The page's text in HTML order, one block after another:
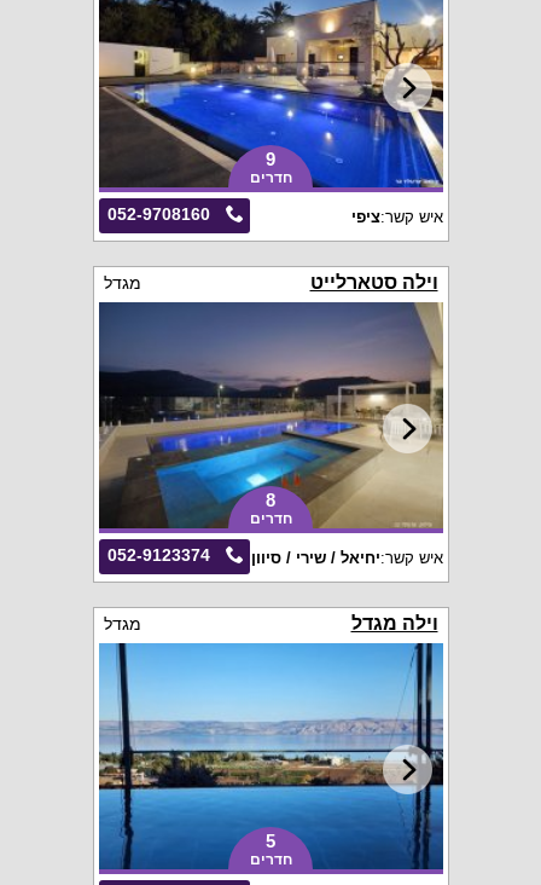
9
חדרים
052-9708160 איש קשר:ציפי
וילה סטארלייט מגדל
8
חדרים
052-9123374 איש קשר:יחיאל / שירי / סיוון
וילה מגדל מגדל
5
חדרים